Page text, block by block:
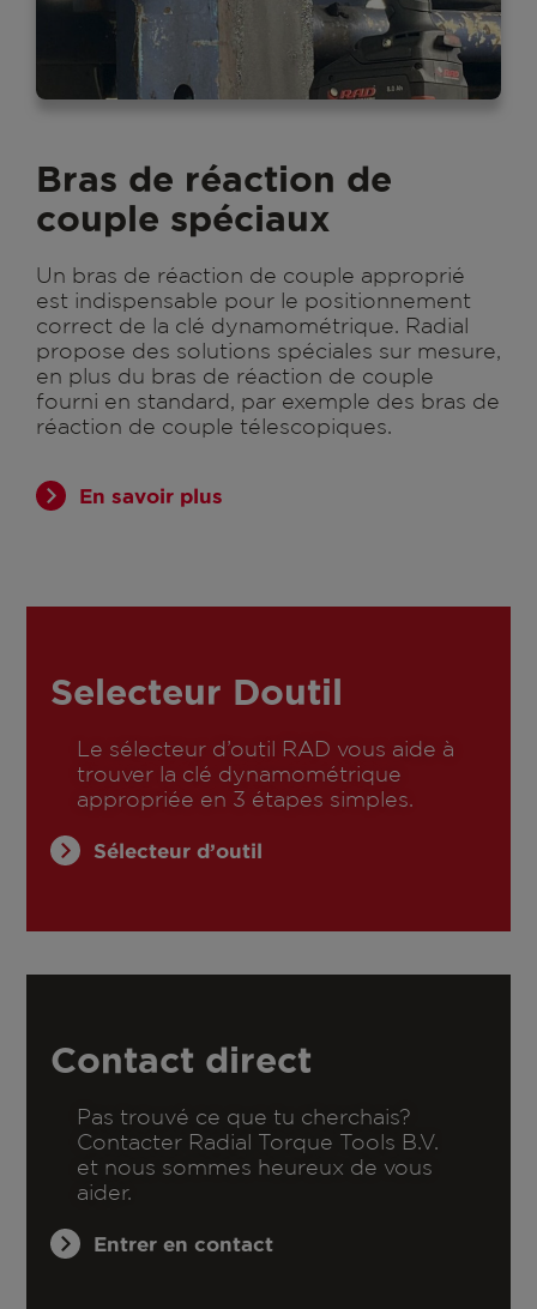
Bras de réaction de
couple spéciaux
Un bras de réaction de couple approprié
est indispensable pour le positionnement
correct de la clé dynamométrique. Radial
propose des solutions spéciales sur mesure,
en plus du bras de réaction de couple
fourni en standard, par exemple des bras de
réaction de couple télescopiques.
En savoir plus
Selecteur Doutil
Le sélecteur d’outil RAD vous aide à
trouver la clé dynamométrique
appropriée en 3 étapes simples.
Sélecteur d’outil
Contact direct
Pas trouvé ce que tu cherchais?
Contacter Radial Torque Tools B.V.
et nous sommes heureux de vous
aider.
Entrer en contact